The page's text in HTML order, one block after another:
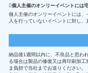
個人主催のオンリーイベントには
個人主催のオンリーイベントには
入を行っていないイベントに対し、
納品後1週間以内に、不良品と思わ
る場合は製品の修復又は再印刷加
ま負担で当社までお送りください